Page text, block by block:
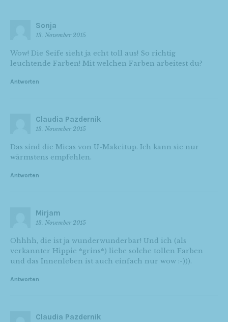
Sonja
13. November 2015
Wow! Die Seife sieht ja echt toll aus! So richtig
leuchtende Farben! Mit welchen Farben arbeitest du?
Antworten
Claudia Pazdernik
13. November 2015
Das sind die Micas von U-Makeitup. Ich kann sie nur
wärmstens empfehlen.
Antworten
Mirjam
13. November 2015
Ohhhh, die ist ja wunderwunderbar! Und ich (als
verkannter Hippie *grins*) liebe solche tollen Farben
und das Innenleben ist auch einfach nur wow :-))).
Antworten
Claudia Pazdernik